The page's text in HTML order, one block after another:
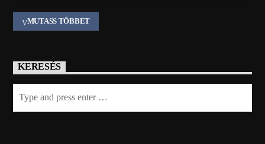
MUTASS TÖBBET
KERESÉS